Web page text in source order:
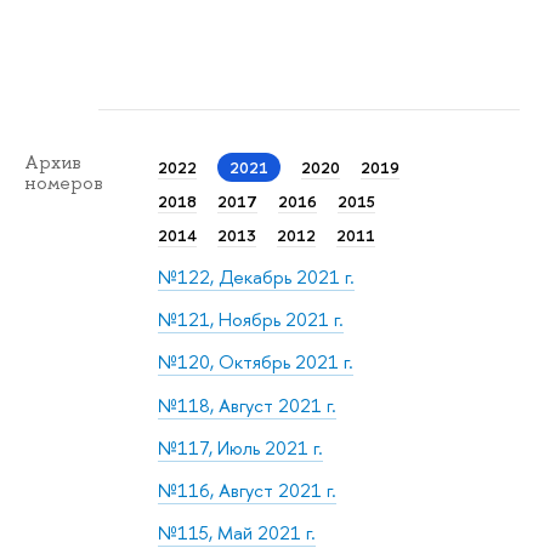
Архив
номеров
2022 2021 2020
2019
2018
2017 2016
2015
2014
2013 2012 2011
№122, Декабрь 2021 г.
№121, Ноябрь 2021 г.
№120, Октябрь 2021 г.
№118, Август 2021 г.
№117, Июль 2021 г.
№116, Август 2021 г.
№115, Май 2021 г.